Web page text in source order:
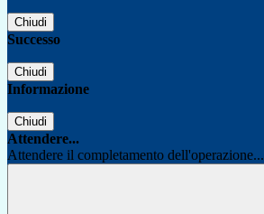
Chiudi
Successo
Chiudi
Informazione
Chiudi
Attendere...
Attendere il completamento dell'operazione...